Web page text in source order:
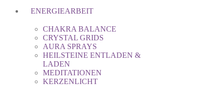
ENERGIEARBEIT
CHAKRA BALANCE
CRYSTAL GRIDS
AURA SPRAYS
HEILSTEINE ENTLADEN &
LADEN
MEDITATIONEN
KERZENLICHT